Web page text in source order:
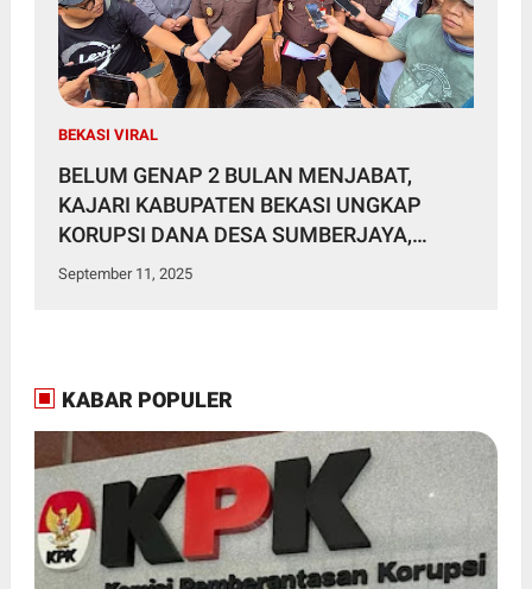
BEKASI VIRAL
BELUM GENAP 2 BULAN MENJABAT,
KAJARI KABUPATEN BEKASI UNGKAP
KORUPSI DANA DESA SUMBERJAYA,
KERUGIAN KEUANGAN NEGARA RP 2,6
September 11, 2025
KABAR POPULER